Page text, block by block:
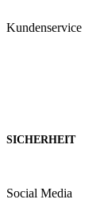
Kundenservice
SICHERHEIT
Social Media